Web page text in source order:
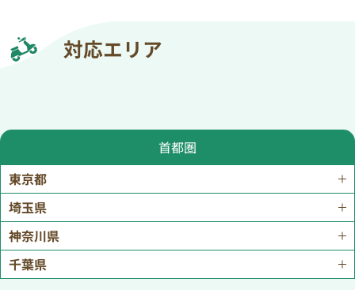
対応エリア
首都圏
東京都
埼玉県
神奈川県
千葉県